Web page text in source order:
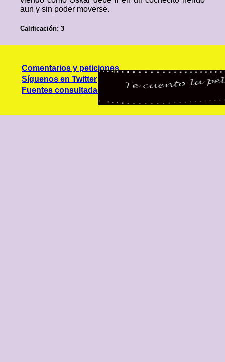
aun y sin poder moverse.
Calificación: 3
Comentarios y peticiones
Síguenos en Twitter
Fuentes consultadas